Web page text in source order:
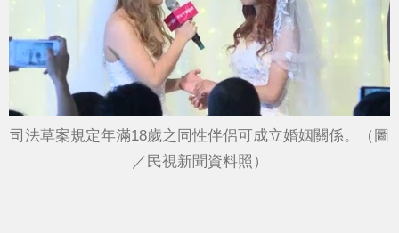
司法草案規定年滿18歲之同性伴侶可成立婚姻關係。（圖
／民視新聞資料照）